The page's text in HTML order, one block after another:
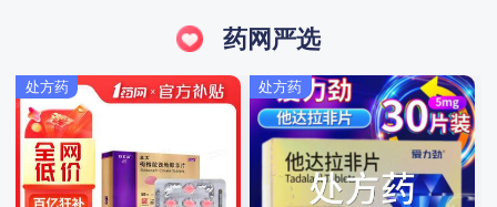
药网严选
处方药 处方药